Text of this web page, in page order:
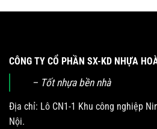
CÔNG TY CỔ PHẦN SX-KD NHỰA
– Tốt nhựa bền nhà
Địa chỉ: Lô CN1-1 Khu công nghiệp
Nội.